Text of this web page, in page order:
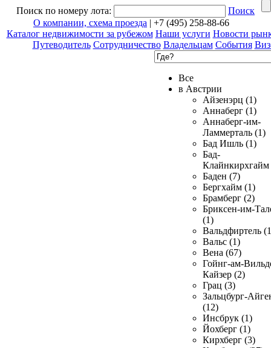
Поиск по номеру лота:
Поиск
О компании, схема проезда | +7 (495) 258-88-66
Каталог недвижимости за рубежом Наши услуги Новости
Путеводитель Сотрудничество Владельцам События
Все
в Австрии
Айзенэрц (1)
Аннаберг (1)
Аннаберг-им-
Ламмерталь (1)
Бад Ишль (1)
Бад-
Клайнкирхгайм
Баден (7)
Бергхайм (1)
Брамберг (2)
Бриксен-им-
(1)
Вальдфиртель
Вальс (1)
Вена (67)
Гойнг-ам-
Кайзер (2)
Грац (3)
Зальцбург-
(12)
Инсбрук (1)
Йохберг (1)
Кирхберг (3)